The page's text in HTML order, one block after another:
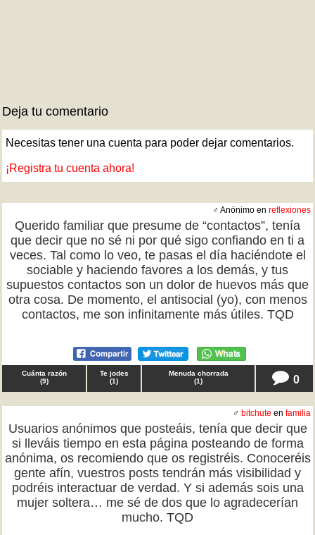
Deja tu comentario
Necesitas tener una cuenta para poder dejar comentarios.
¡Registra tu cuenta ahora!
♂ Anónimo en reflexiones
Querido familiar que presume de “contactos”, tenía
que decir que no sé ni por qué sigo confiando en ti a
veces. Tal como lo veo, te pasas el día haciéndote el
sociable y haciendo favores a los demás, y tus
supuestos contactos son un dolor de huevos más que
otra cosa. De momento, el antisocial (yo), con menos
contactos, me son infinitamente más útiles. TQD
Cuánta razón
(9)
Te jodes
(1)
Menuda chorrada
(1) 0
♂ bitchute en familia
Usuarios anónimos que posteáis, tenía que decir que
si lleváis tiempo en esta página posteando de forma
anónima, os recomiendo que os registréis. Conoceréis
gente afín, vuestros posts tendrán más visibilidad y
podréis interactuar de verdad. Y si además sois una
mujer soltera… me sé de dos que lo agradecerían
mucho. TQD